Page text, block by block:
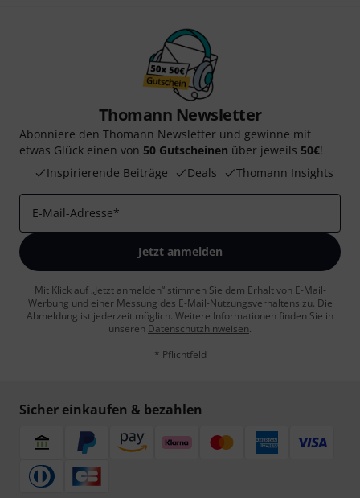
Thomann Newsletter
Abonniere den Thomann Newsletter und gewinne mit
etwas Glück einen von 50 Gutscheinen über jeweils 50€!
Inspirierende Beiträge
Deals Thomann Insights
E-Mail-Adresse*
Jetzt anmelden
Mit Klick auf „Jetzt anmelden“ stimmen Sie dem Erhalt von E-Mail-
Werbung und einer Messung des E-Mail-Nutzungsverhaltens zu. Die
Abmeldung ist jederzeit möglich. Weitere Informationen finden Sie in
unseren Datenschutzhinweisen.
* Pflichtfeld
Sicher einkaufen & bezahlen